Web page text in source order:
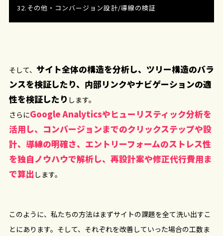
32.その他・コンバージョン設計/導線の検証
そして、 サイト全体の構造を分析し、ツリー構造のバラ
ンスを検証したり、内部リンクやナビゲーションの適
性を検証したり します。
さらにGoogle Analyticsやヒューリスティック分析を
活用し、コンバージョンまでのクリックステップや設
計、導線の明確さ、エントリーフォームのストレス性
を独自ノウハウで解析し、再設計案や修正代行費用ま
で算出 します。
このように、私たちの方法はまずサイトの課題を全て洗い出すこ
とにあります。そして、それぞれを改善していった場合の工数ま